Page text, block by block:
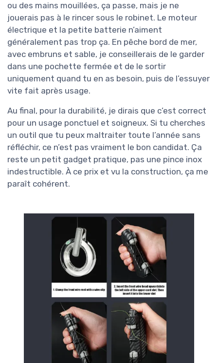
ou des mains mouillées, ça passe, mais je ne
jouerais pas à le rincer sous le robinet. Le moteur
électrique et la petite batterie n’aiment
généralement pas trop ça. En pêche bord de mer,
avec embruns et sable, je conseillerais de le garder
dans une pochette fermée et de le sortir
uniquement quand tu en as besoin, puis de l’essuyer
vite fait après usage.
Au final, pour la durabilité, je dirais que c’est correct
pour un usage ponctuel et soigneux. Si tu cherches
un outil que tu peux maltraiter toute l’année sans
réfléchir, ce n’est pas vraiment le bon candidat. Ça
reste un petit gadget pratique, pas une pince inox
indestructible. À ce prix et vu la construction, ça me
paraît cohérent.